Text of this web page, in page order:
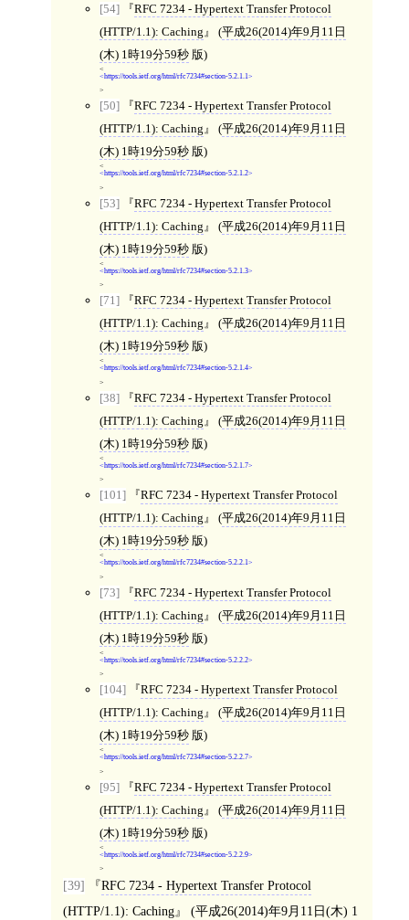
[54]
RFC 7234 - Hypertext Transfer Protocol
(HTTP/1.1): Caching
(平成26(2014)年9月11日
(木) 1時19分59秒版)
<
https://tools.ietf.org/html/rfc7234#section-5.2.1.1
>
[50]
RFC 7234 - Hypertext Transfer Protocol
(HTTP/1.1): Caching
(平成26(2014)年9月11日
(木) 1時19分59秒版)
<
https://tools.ietf.org/html/rfc7234#section-5.2.1.2
>
[53]
RFC 7234 - Hypertext Transfer Protocol
(HTTP/1.1): Caching
(平成26(2014)年9月11日
(木) 1時19分59秒版)
<
https://tools.ietf.org/html/rfc7234#section-5.2.1.3
>
[71]
RFC 7234 - Hypertext Transfer Protocol
(HTTP/1.1): Caching
(平成26(2014)年9月11日
(木) 1時19分59秒版)
<
https://tools.ietf.org/html/rfc7234#section-5.2.1.4
>
[38]
RFC 7234 - Hypertext Transfer Protocol
(HTTP/1.1): Caching
(平成26(2014)年9月11日
(木) 1時19分59秒版)
<
https://tools.ietf.org/html/rfc7234#section-5.2.1.7
>
[101]
RFC 7234 - Hypertext Transfer Protocol
(HTTP/1.1): Caching
(平成26(2014)年9月11日
(木) 1時19分59秒版)
<
https://tools.ietf.org/html/rfc7234#section-5.2.2.1
>
[73]
RFC 7234 - Hypertext Transfer Protocol
(HTTP/1.1): Caching
(平成26(2014)年9月11日
(木) 1時19分59秒版)
<
https://tools.ietf.org/html/rfc7234#section-5.2.2.2
>
[104]
RFC 7234 - Hypertext Transfer Protocol
(HTTP/1.1): Caching
(平成26(2014)年9月11日
(木) 1時19分59秒版)
<
https://tools.ietf.org/html/rfc7234#section-5.2.2.7
>
[95]
RFC 7234 - Hypertext Transfer Protocol
(HTTP/1.1): Caching
(平成26(2014)年9月11日
(木) 1時19分59秒版)
<
https://tools.ietf.org/html/rfc7234#section-5.2.2.9
>
[39]
RFC 7234 - Hypertext Transfer Protocol
(HTTP/1.1): Caching
(平成26(2014)年9月11日(木) 1